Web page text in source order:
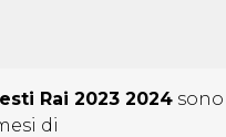
Rai 2023 2024
di